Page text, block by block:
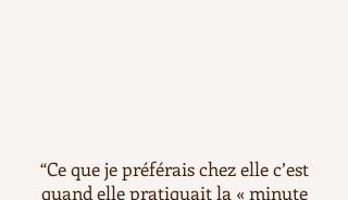
“Ce que je préférais chez elle c’est
quand elle pratiquait la « minute